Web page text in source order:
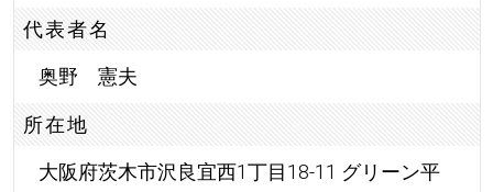
代表者名
奥野 憲夫
所在地
大阪府茨木市沢良宜西1丁目18-11 グリーン平